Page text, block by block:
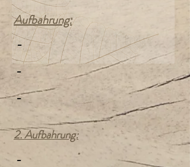
Aufbahrung:
-
-
-
2. Aufbahrung:
-